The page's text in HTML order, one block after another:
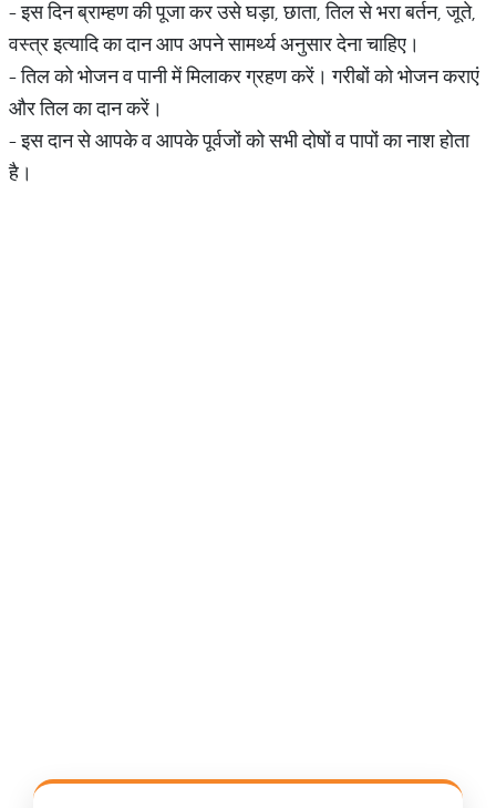
- इस दिन ब्राम्हण की पूजा कर उसे घड़ा, छाता, तिल से भरा बर्तन, जूते,
वस्त्र इत्यादि का दान आप अपने सामर्थ्य अनुसार देना चाहिए।
- तिल को भोजन व पानी में मिलाकर ग्रहण करें। गरीबों को भोजन कराएं
और तिल का दान करें।
- इस दान से आपके व आपके पूर्वजों को सभी दोषों व पापों का नाश होता
है।